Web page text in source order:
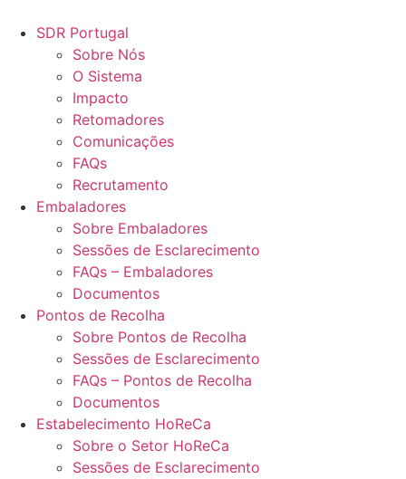
para
conteúdo
SDR Portugal
Sobre Nós
O Sistema
Impacto
Retomadores
Comunicações
FAQs
Recrutamento
Embaladores
Sobre Embaladores
Sessões de Esclarecimento
FAQs – Embaladores
Documentos
Pontos de Recolha
Sobre Pontos de Recolha
Sessões de Esclarecimento
FAQs – Pontos de Recolha
Documentos
Estabelecimento HoReCa
Sobre o Setor HoReCa
Sessões de Esclarecimento